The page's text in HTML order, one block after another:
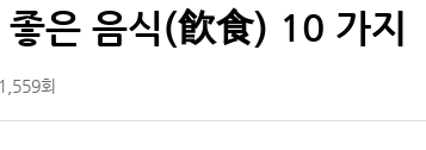
은 음식(飮食) 10 가지
1,559회